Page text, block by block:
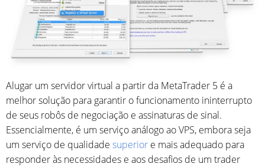
Alugar um servidor virtual a partir da MetaTrader 5 é a
melhor solução para garantir o funcionamento ininterrupto
de seus robôs de negociação e assinaturas de sinal.
Essencialmente, é um serviço análogo ao VPS, embora seja
um serviço de qualidade superior e mais adequado para
responder às necessidades e aos desafios de um trader